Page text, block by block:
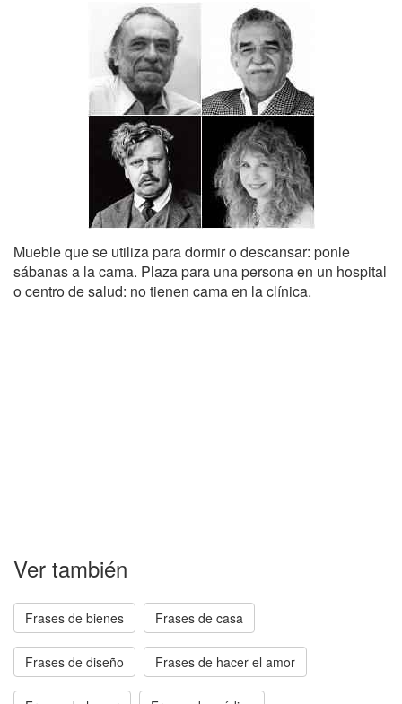
Mueble que se utiliza para dormir o descansar: ponle
sábanas a la cama. Plaza para una persona en un hospital
o centro de salud: no tienen cama en la clínica.
Ver también
Frases de bienes Frases de casa
Frases de diseño Frases de hacer el amor